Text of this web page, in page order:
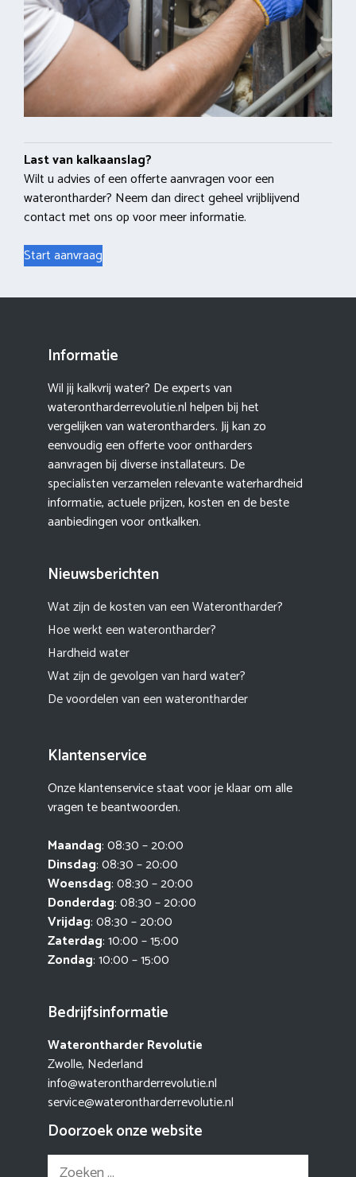
Last van kalkaanslag?
Wilt u advies of een offerte aanvragen voor een
waterontharder? Neem dan direct geheel vrijblijvend
contact met ons op voor meer informatie.
Start aanvraag
Informatie
Wil jij kalkvrij water? De experts van
waterontharderrevolutie.nl helpen bij het
vergelijken van waterontharders. Jij kan zo
eenvoudig een offerte voor ontharders
aanvragen bij diverse installateurs. De
specialisten verzamelen relevante waterhardheid
informatie, actuele prijzen, kosten en de beste
aanbiedingen voor ontkalken.
Nieuwsberichten
Wat zijn de kosten van een Waterontharder?
Hoe werkt een waterontharder?
Hardheid water
Wat zijn de gevolgen van hard water?
De voordelen van een waterontharder
Klantenservice
Onze klantenservice staat voor je klaar om alle
vragen te beantwoorden.
Maandag: 08:30 – 20:00
Dinsdag: 08:30 – 20:00
Woensdag: 08:30 – 20:00
Donderdag: 08:30 – 20:00
Vrijdag: 08:30 – 20:00
Zaterdag: 10:00 – 15:00
Zondag: 10:00 – 15:00
Bedrijfsinformatie
Waterontharder Revolutie
Zwolle, Nederland
info@waterontharderrevolutie.nl
service@waterontharderrevolutie.nl
Doorzoek onze website
Zoek